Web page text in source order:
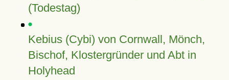
(Todestag)
Kebius (Cybi) von Cornwall, Mönch,
Bischof, Klostergründer und Abt in
Holyhead